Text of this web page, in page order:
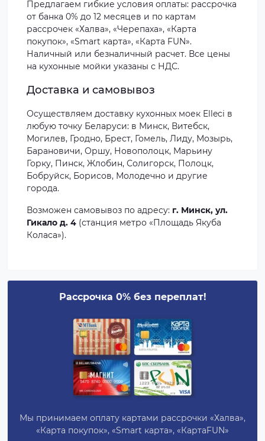
Предлагаем гибкие условия оплаты: рассрочка
от банка 0% до 12 месяцев и по картам
рассрочек «Халва», «Черепаха», «Карта
покупок», «Smart карта», «Карта FUN».
Наличный или безналичный расчет. Все цены
на кухонные мойки указаны с НДС.
Доставка и самовывоз
Осуществляем доставку кухонных моек Elleci в
любую точку Беларуси: в Минск, Витебск,
Могилев, Гродно, Брест, Гомель, Лиду, Мозырь,
Барановичи, Оршу, Новополоцк, Марьину
Горку, Пинск, Жлобин, Солигорск, Полоцк,
Бобруйск, Борисов, Молодечно и другие
города.
Возможен самовывоз по адресу: г. Минск, ул.
Гикало д. 4 (станция метро «Площадь Якуба
Коласа»).
Рассрочка 0% без переплат!
Мы принимаем оплату картами рассрочки «Халва»,
«Карта покупок», «Smart карта», «КартаFUN»